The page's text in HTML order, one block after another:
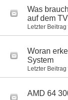
Was
auf dem
Letzter Beitrag
Woran
System
Letzter Beitrag
AMD 64